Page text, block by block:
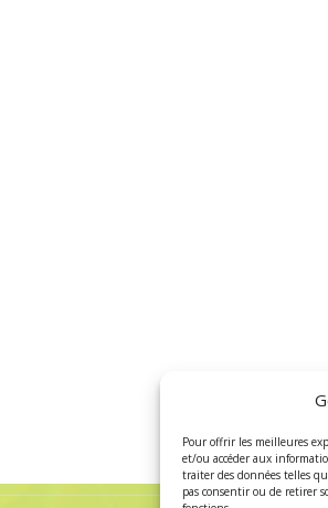
Pour offrir les meilleures
et/ou accéder aux
traiter des données telles
pas consentir ou de retirer